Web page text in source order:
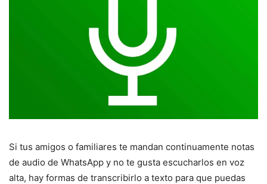
Si tus amigos o familiares te mandan continuamente notas
de audio de WhatsApp y no te gusta escucharlos en voz
alta, hay formas de transcribirlo a texto para que puedas